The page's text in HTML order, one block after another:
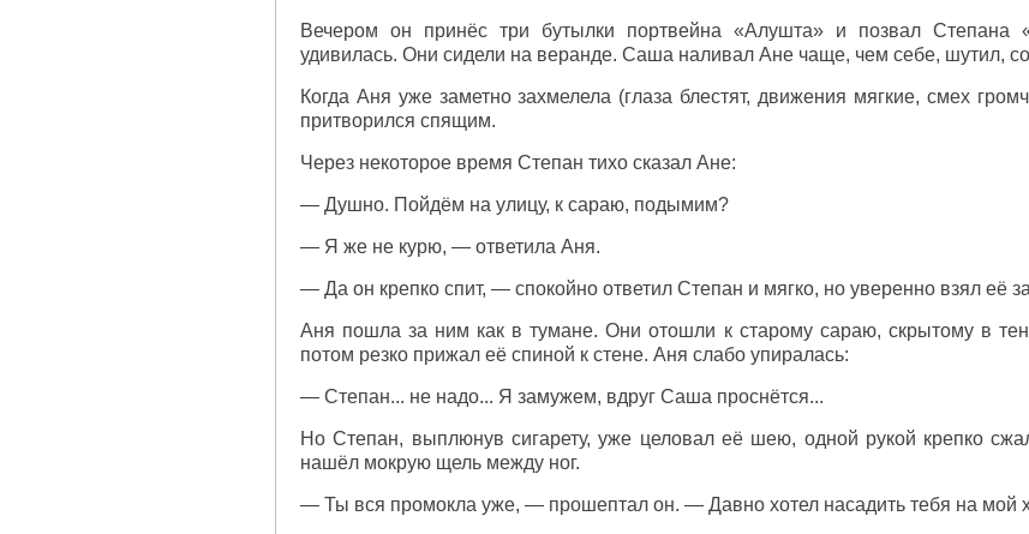
Вечером он принёс три бутылки портвейна «Алушта» и позвал Степана
удивилась. Они сидели на веранде. Саша наливал Ане чаще, чем себе, шутил,
Когда Аня уже заметно захмелела (глаза блестят, движения мягкие, смех
притворился спящим.
Через некоторое время Степан тихо сказал Ане:
— Душно. Пойдём на улицу, к сараю, подымим?
— Я же не курю, — ответила Аня.
— Да он крепко спит, — спокойно ответил Степан и мягко, но уверенно взял её за
Аня пошла за ним как в тумане. Они отошли к старому сараю, скрытому в
потом резко прижал её спиной к стене. Аня слабо упиралась:
— Степан... не надо... Я замужем, вдруг Саша проснётся...
Но Степан, выплюнув сигарету, уже целовал её шею, одной рукой крепко
нашёл мокрую щель между ног.
— Ты вся промокла уже, — прошептал он. — Давно хотел насадить тебя на мой